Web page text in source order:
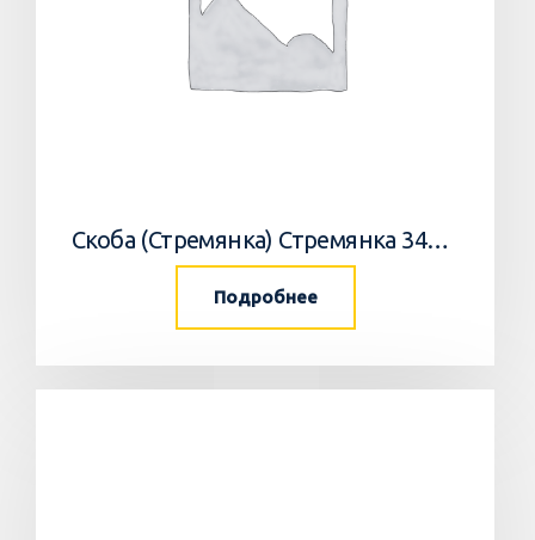
Скоба (Стремянка) Стремянка 34033502 Horsch
Подробнее